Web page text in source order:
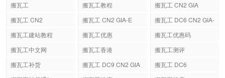
搬瓦工 搬瓦工教程
搬瓦工 CN2 GIA
搬瓦工 CN2
搬瓦工 CN2 GIA-E
搬瓦工 DC6 CN2 GIA-
搬瓦工建站教程 搬瓦工优惠
搬瓦工优惠码
搬瓦工中文网
搬瓦工香港
搬瓦工测评
搬瓦工补货
搬瓦工 DC9 CN2 GIA
搬瓦工 DC6